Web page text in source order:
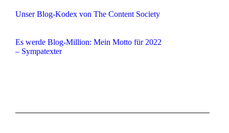
Unser Blog-Kodex von The Content Society
Es werde Blog-Million: Mein Motto für 2022
– Sympatexter